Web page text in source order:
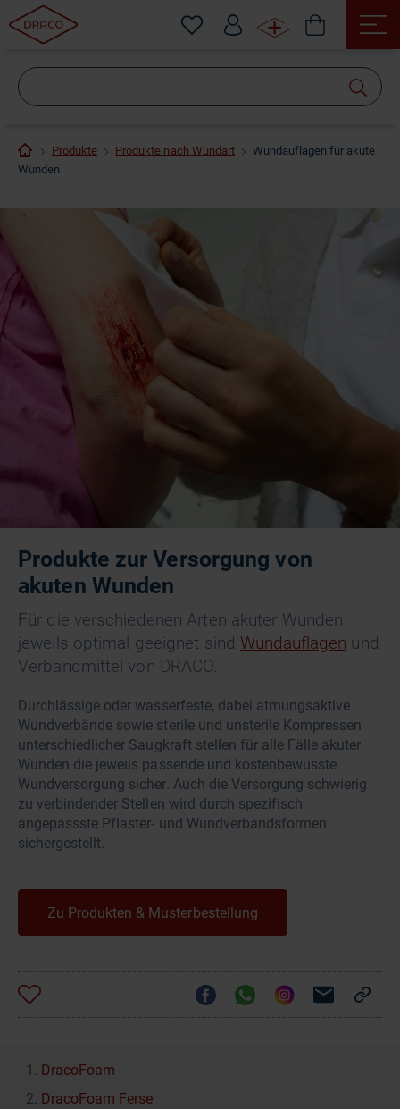
Produkte Produkte nach Wundart
Wundauflagen für akute
Wunden
Produkte zur Versorgung von
akuten Wunden
Für die verschiedenen Arten akuter Wunden
jeweils optimal geeignet sind Wundauflagen und
Verbandmittel von DRACO.
Durchlässige oder wasserfeste, dabei atmungsaktive
Wundverbände sowie sterile und unsterile Kompressen
unterschiedlicher Saugkraft stellen für alle Fälle akuter
Wunden die jeweils passende und kostenbewusste
Wundversorgung sicher. Auch die Versorgung schwierig
zu verbindender Stellen wird durch spezifisch
angepassste Pflaster- und Wundverbandsformen
sichergestellt.
Zu Produkten & Musterbestellung
DracoFoam
DracoFoam Ferse
suchen